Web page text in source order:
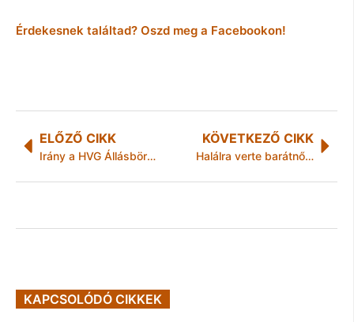
Érdekesnek találtad? Oszd meg a Facebookon!
ELŐZŐ CIKK
Irány a HVG Állásbörze!
KÖVETKEZŐ CIKK
Halálra verte barátnőjét egy férfi Miskolcon
KAPCSOLÓDÓ CIKKEK